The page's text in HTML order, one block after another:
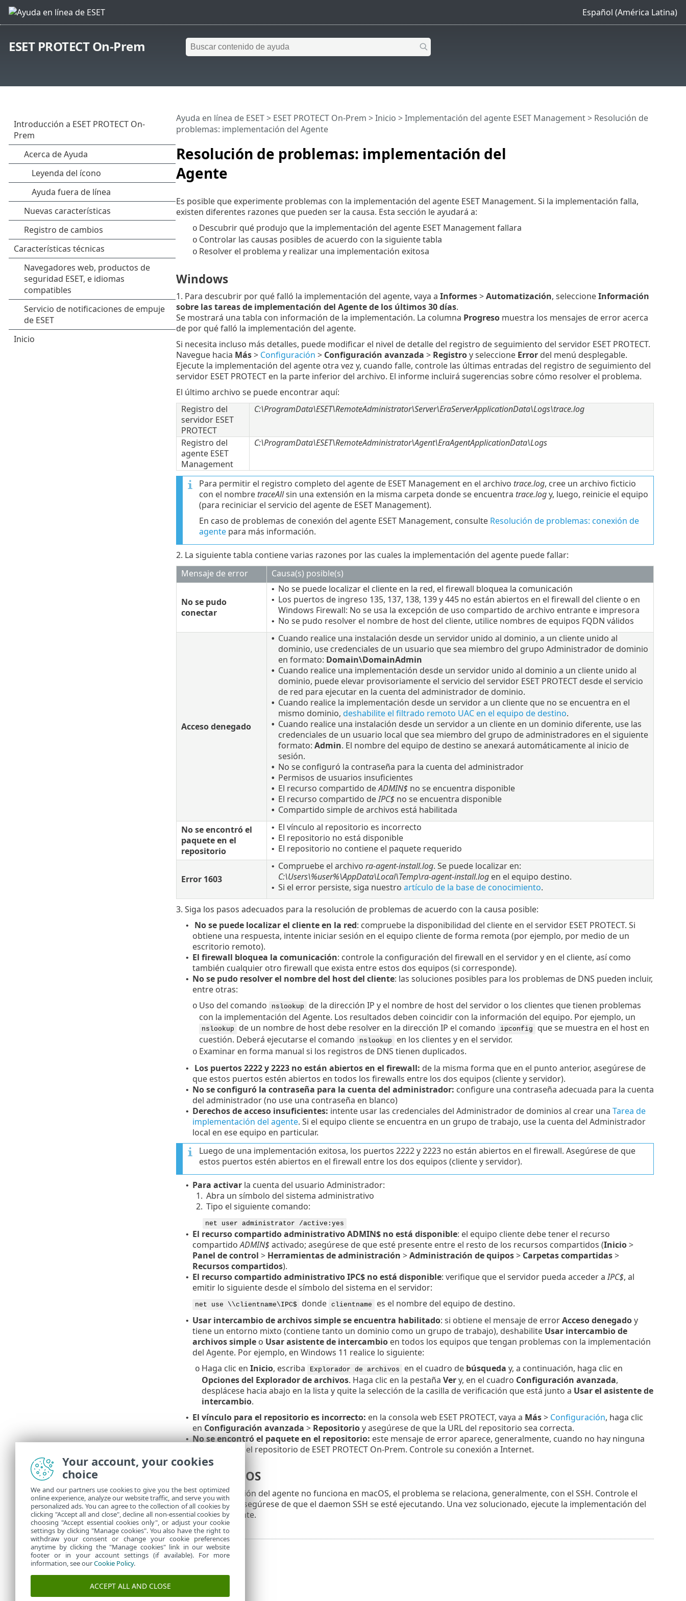
Español (América Latina)
ESET PROTECT On-Prem
Resolución de problemas: implementación del
Agente
Ayuda en línea de ESET> ESET PROTECT On-Prem >Inicio >Implementación del agente ESET Management> Resolución de
problemas: implementación del Agente
Es posible que experimente problemas con la implementación del agente ESET Management. Si la implementación falla,
existen diferentes razones que pueden ser la causa. Esta sección le ayudará a:
o Descubrir qué produjo que la implementación del agente ESET Management fallara
o Controlar las causas posibles de acuerdo con la siguiente tabla
o Resolver el problema y realizar una implementación exitosa
Windows
1. Para descubrir por qué falló la implementación del agente, vaya a Informes>Automatización, seleccioneInformación
sobre las tareas de implementación del Agente de los últimos 30 días.
Se mostrará una tabla con información de la implementación. La columna Progresomuestra los mensajes de error acerca
de por qué falló la implementación del agente.
Si necesita incluso más detalles, puede modificar el nivel de detalle del registro de seguimiento del servidor ESET PROTECT.
Navegue hacia Más> Configuración > Configuración avanzada > Registroy seleccione Errordel menú desplegable.
Ejecute la implementación del agente otra vez y, cuando falle, controle las últimas entradas del registro de seguimiento del
servidor ESET PROTECT en la parte inferior del archivo. El informe incluirá sugerencias sobre cómo resolver el problema.
El último archivo se puede encontrar aquí:
Registro del
servidor ESET
PROTECT
C:\ProgramData\ESET\RemoteAdministrator\Server\EraServerApplicationData\Logs\trace.log
Registro del
agente ESET
Management
C:\ProgramData\ESET\RemoteAdministrator\Agent\EraAgentApplicationData\Logs
Para permitir el registro completo del agente de ESET Management en el archivo trace.log, cree un archivo ficticio
con el nombre traceAllsin una extensión en la misma carpeta donde se encuentra trace.logy, luego, reinicie el equipo
(para reciniciar el servicio del agente de ESET Management).
En caso de problemas de conexión del agente ESET Management, consulte Resolución de problemas: conexión de
agentepara más información.
2. La siguiente tabla contiene varias razones por las cuales la implementación del agente puede fallar:
Mensaje de error
Causa(s) posible(s)
No se pudo
conectar
• No se puede localizar el cliente en la red, el firewall bloquea la comunicación
• Los puertos de ingreso 135, 137, 138, 139 y 445 no están abiertos en el firewall del cliente o en
Windows Firewall: No se usa la excepción de uso compartido de archivo entrante e impresora
• No se pudo resolver el nombre de host del cliente, utilice nombres de equipos FQDN válidos
Acceso denegado
• Cuando realice una instalación desde un servidor unido al dominio, a un cliente unido al
dominio, use credenciales de un usuario que sea miembro del grupo Administrador de dominio
en formato: Domain\DomainAdmin
• Cuando realice una implementación desde un servidor unido al dominio a un cliente unido al
dominio, puede elevar provisoriamente el servicio del servidor ESET PROTECT desde el servicio
de red para ejecutar en la cuenta del administrador de dominio.
• Cuando realice la implementación desde un servidor a un cliente que no se encuentra en el
mismo dominio, deshabilite el filtrado remoto UAC en el equipo de destino.
• Cuando realice una instalación desde un servidor a un cliente en un dominio diferente, use las
credenciales de un usuario local que sea miembro del grupo de administradores en el siguiente
formato: Admin. El nombre del equipo de destino se anexará automáticamente al inicio de
sesión.
• No se configuró la contraseña para la cuenta del administrador
• Permisos de usuarios insuficientes
• El recurso compartido deADMIN$no se encuentra disponible
• El recurso compartido deIPC$no se encuentra disponible
• Compartido simple de archivos está habilitada
No se encontró el
paquete en el
repositorio
• El vínculo al repositorio es incorrecto
• El repositorio no está disponible
• El repositorio no contiene el paquete requerido
Error 1603
• Compruebe el archivo ra-agent-install.log. Se puede localizar en:
C:\Users\%user%\AppData\Local\Temp\ra-agent-install.log en el equipo destino.
• Si el error persiste, siga nuestro artículo de la base de conocimiento.
3. Siga los pasos adecuados para la resolución de problemas de acuerdo con la causa posible:
• No se puede localizar el cliente en la red: compruebe la disponibilidad del cliente en el servidor ESET PROTECT. Si
obtiene una respuesta, intente iniciar sesión en el equipo cliente de forma remota (por ejemplo, por medio de un
escritorio remoto).
• El firewall bloquea la comunicación: controle la configuración del firewall en el servidor y en el cliente, así como
también cualquier otro firewall que exista entre estos dos equipos (si corresponde).
• No se pudo resolver el nombre del host del cliente: las soluciones posibles para los problemas de DNS pueden incluir,
entre otras:
o Uso del comando nslookup
de la dirección IP y el nombre de host del servidor o los clientes que tienen problemas
con la implementación del Agente. Los resultados deben coincidir con la información del equipo. Por ejemplo, un
nslookup de un nombre de host debe resolver en la dirección IP el comando ipconfig
que se muestra en el host en
cuestión. Deberá ejecutarse el comando
nslookup en los clientes y en el servidor.
o Examinar en forma manual si los registros de DNS tienen duplicados.
• Los puertos 2222 y 2223 no están abiertos en el firewall: de la misma forma que en el punto anterior, asegúrese de
que estos puertos estén abiertos en todos los firewalls entre los dos equipos (cliente y servidor).
• No se configuró la contraseña para la cuenta del administrador: configure una contraseña adecuada para la cuenta
del administrador (no use una contraseña en blanco)
• Derechos de acceso insuficientes: intente usar las credenciales del Administrador de dominios al crear una Tarea de
implementación del agente. Si el equipo cliente se encuentra en un grupo de trabajo, use la cuenta del Administrador
local en ese equipo en particular.
Luego de una implementación exitosa, los puertos 2222 y 2223 no están abiertos en el firewall. Asegúrese de que
estos puertos estén abiertos en el firewall entre los dos equipos (cliente y servidor).
• Para activar la cuenta del usuario Administrador:
1. Abra un símbolo del sistema administrativo
2. Tipo el siguiente comando:
net user administrator /active:yes
• El recurso compartido administrativo ADMIN$ no está disponible: el equipo cliente debe tener el recurso
compartidoADMIN$activado; asegúrese de que esté presente entre el resto de los recursos compartidos (Inicio>
Panel de control > Herramientas de administración >Administración de quipos> Carpetas compartidas>
Recursos compartidos).
• El recurso compartido administrativo IPC$ no está disponible: verifique que el servidor pueda acceder aIPC$, al
emitir lo siguiente desde el símbolo del sistema en el servidor:
net use \\clientname\IPC$ donde clientname es el nombre del equipo de destino.
• Usar intercambio de archivos simple se encuentra habilitado: si obtiene el mensaje de errorAcceso denegadoy
tiene un entorno mixto (contiene tanto un dominio como un grupo de trabajo), deshabilite Usar intercambio de
archivos simpleo Usar asistente de intercambioen todos los equipos que tengan problemas con la implementación
del Agente. Por ejemplo, en Windows 11 realice lo siguiente:
o Haga clic en Inicio, escriba Explorador de archivos en el cuadro de búsqueda y, a continuación, haga clic en
Opciones del Explorador de archivos. Haga clic en la pestaña Very, en el cuadro Configuración avanzada,
desplácese hacia abajo en la lista y quite la selección de la casilla de verificación que está junto a Usar el asistente de
intercambio.
• El vínculo para el repositorio es incorrecto: en la consola web ESET PROTECT, vaya a Más> Configuración, haga clic
en Configuración avanzada > Repositorioy asegúrese de que la URL del repositorio sea correcta.
• No se encontró el paquete en el repositorio: este mensaje de error aparece, generalmente, cuando no hay ninguna
conexión con el repositorio de ESET PROTECT On-Prem. Controle su conexión a Internet.
Linux y macOS
Si la implementación del agente no funciona en macOS, el problema se relaciona, generalmente, con el SSH. Controle el
equipo cliente y asegúrese de que el daemon SSH se esté ejecutando. Una vez solucionado, ejecute la implementación del
Agente nuevamente.
Your account, your cookies
choice
We and our partners use cookies to give you the best optimized
online experience, analyze our website traffic, and serve you with
personalized ads. You can agree to the collection of all cookies by
clicking "Accept all and close", decline all non-essential cookies by
choosing "Accept essential cookies only", or adjust your cookie
settings by clicking "Manage cookies". You also have the right to
withdraw your consent or change your cookie preferences
anytime by clicking the "Manage cookies" link in our website
footer or in your account settings (if available). For more
information, see ourCookie Policy.
ACCEPT ALL AND CLOSE